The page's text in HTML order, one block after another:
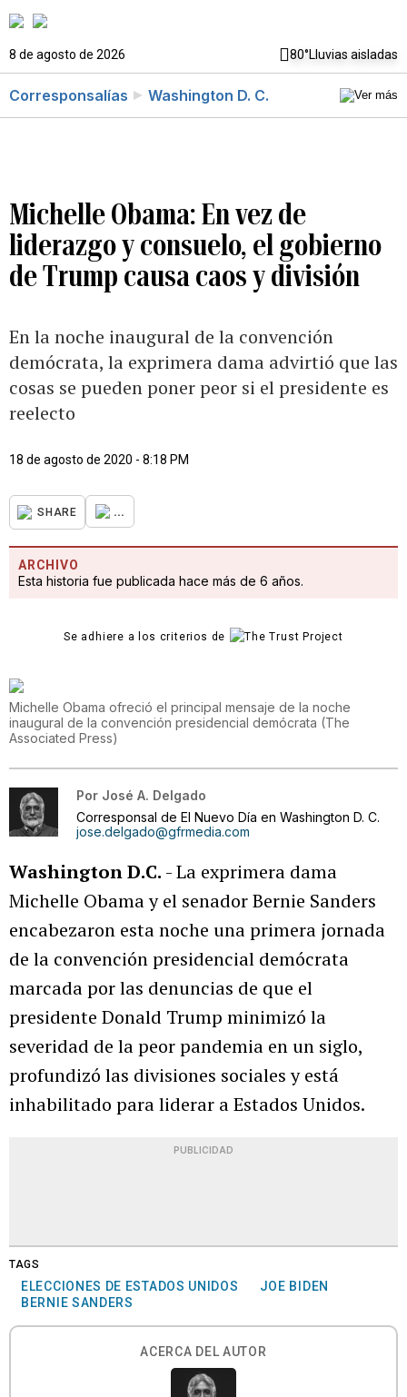
8 de agosto de 2026 80°Lluvias aisladas
Corresponsalías Washington D. C.
Michelle Obama: En vez de
liderazgo y consuelo, el gobierno
de Trump causa caos y división
En la noche inaugural de la convención
demócrata, la exprimera dama advirtió que las
cosas se pueden poner peor si el presidente es
reelecto
18 de agosto de 2020 - 8:18 PM
SHARE ...
ARCHIVO
Esta historia fue publicada hace más de 6 años.
Se adhiere a los criterios de
Michelle Obama ofreció el principal mensaje de la noche
inaugural de la convención presidencial demócrata (The
Associated Press)
Por José A. Delgado
Corresponsal de El Nuevo Día en Washington D. C.
jose.delgado@gfrmedia.com
Washington D.C. - La exprimera dama
Michelle Obama y el senador Bernie Sanders
encabezaron esta noche una primera jornada
de la convención presidencial demócrata
marcada por las denuncias de que el
presidente Donald Trump minimizó la
severidad de la peor pandemia en un siglo,
profundizó las divisiones sociales y está
inhabilitado para liderar a Estados Unidos.
PUBLICIDAD
TAGS
ELECCIONES DE ESTADOS UNIDOS
JOE BIDEN
BERNIE SANDERS
ACERCA DEL AUTOR